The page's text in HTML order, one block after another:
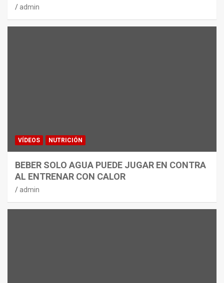
admin
VÍDEOS NUTRICIÓN
BEBER SOLO AGUA PUEDE JUGAR EN CONTRA
AL ENTRENAR CON CALOR
admin